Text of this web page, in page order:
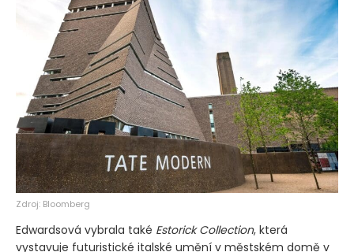
Zdroj: Bloomberg
Edwardsová vybrala také Estorick Collection, která
vystavuje futuristické italské umění v městském domě v